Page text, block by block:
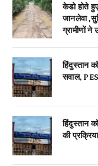
केडो होते
जानलेवा
ग्रामीणों ने
हिंदुस्तान
सवाल,
हिंदुस्तान
की